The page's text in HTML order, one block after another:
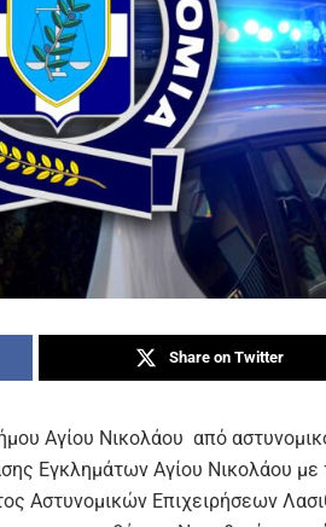
Share on Twitter
Αγίου Νικολάου από
Εγκλημάτων Αγίου Νικολάου με
Αστυνομικών Επιχειρήσεων